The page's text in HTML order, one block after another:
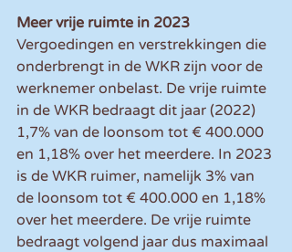
Meer vrije ruimte in 2023
Vergoedingen en verstrekkingen die
onderbrengt in de WKR zijn voor de
werknemer onbelast. De vrije ruimte
in de WKR bedraagt dit jaar (2022)
1,7% van de loonsom tot € 400.000
en 1,18% over het meerdere. In 2023
is de WKR ruimer, namelijk 3% van
de loonsom tot € 400.000 en 1,18%
over het meerdere. De vrije ruimte
bedraagt volgend jaar dus maximaal